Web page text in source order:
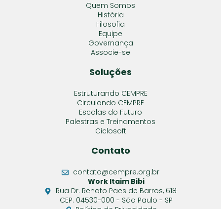
Quem Somos
História
Filosofia
Equipe
Governança
Associe-se
Soluções
Estruturando CEMPRE
Circulando CEMPRE
Escolas do Futuro
Palestras e Treinamentos
Ciclosoft
Contato
contato@cempre.org.br
Work Itaim Bibi
Rua Dr. Renato Paes de Barros, 618
CEP. 04530-000 - São Paulo - SP